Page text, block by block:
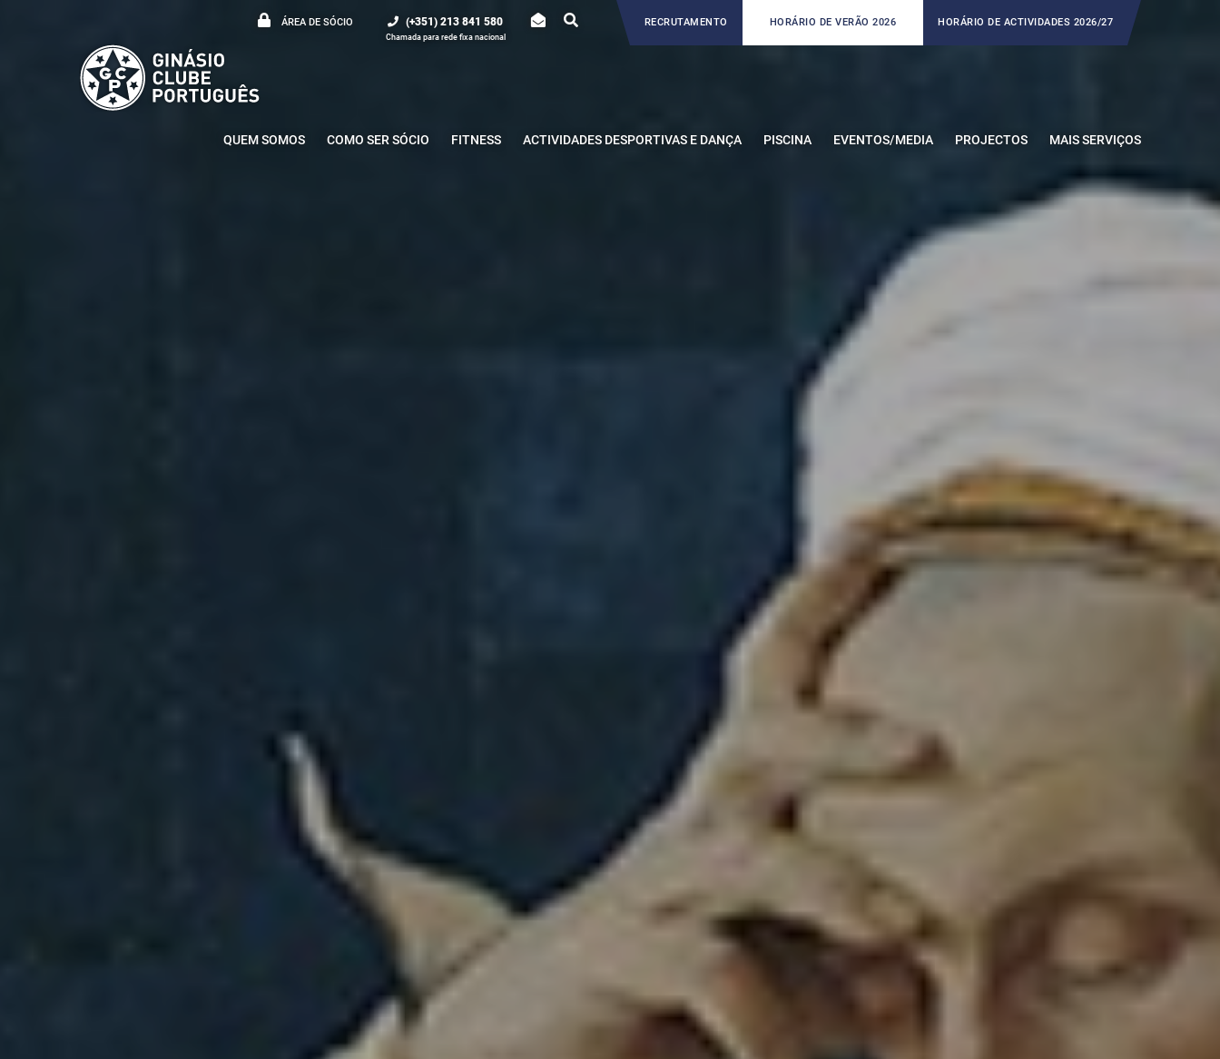
ÁREA DE SÓCIO (+351) 213 841 580
Chamada para rede fixa nacional
RECRUTAMENTO HORÁRIO DE VERÃO 2026 HORÁRIO DE ACTIVIDADES 2026/27
QUEM SOMOS COMO SER SÓCIO FITNESS ACTIVIDADES DESPORTIVAS E DANÇA PISCINA EVENTOS/MEDIA PROJECTOS MAIS SERVIÇOS